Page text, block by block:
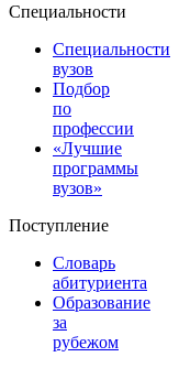
Специальности
Специальности
вузов
Подбор
по
профессии
«Лучшие
программы
вузов»
Поступление
Словарь
абитуриента
Образование
за
рубежом